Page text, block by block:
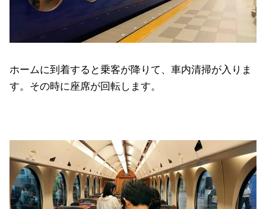
ホームに到着すると乗客が降りて、車内清掃が入りま
す。その時に座席が回転します。